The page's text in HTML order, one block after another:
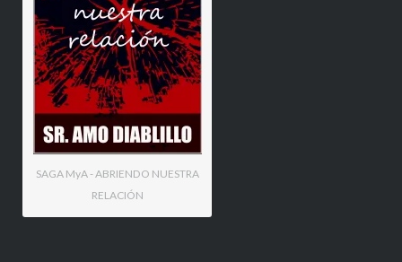
SAGA MyA - ABRIENDO NUESTRA
RELACIÓN